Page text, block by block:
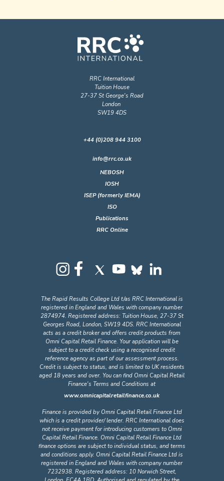
RRC International
Tuition House
27-37 St George's Road
London
SW19 4DS
+44 (0)208 944 3100
info@rrc.co.uk
NEBOSH
IOSH
ISEP (formerly IEMA)
ISO
Publications
RRC Online
The Rapid Results College Ltd t/as RRC International is
registered in England and Wales with company number
2874974. Registered address: Tuition House, 27-37 St
Georges Road, London, SW19 4DS. RRC International
acts as a credit broker and offers credit products from
Omni Capital Retail Finance. Your application will be
subject to a credit check using a recognised credit
reference agency as part of our assessment process.
Credit is subject to status, and is limited to UK residents
aged 18 years and over. You can find Omni Capital Retail
Finance's Terms and Conditions at
www.omnicapitalretailfinance.co.uk
Finance is provided by Omni Capital Retail Finance Ltd
which is a credit provider/ lender. RRC International does
not receive payment for introducing customers to Omni
Capital Retail Finance. Omni Capital Retail Finance Ltd
finance options are subject to individual status, and terms
and conditions apply. Omni Capital Retail Finance Ltd is
registered in England and Wales with company number
7232938. Registered address: 10 Norwich Street,